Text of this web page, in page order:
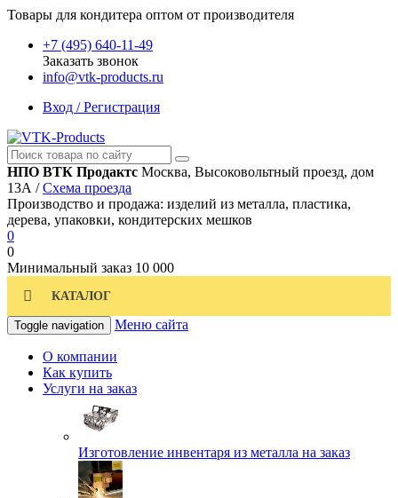
Товары для кондитера оптом от производителя
+7 (495) 640-11-49
Заказать звонок
info@vtk-products.ru
Вход / Регистрация
НПО ВТК Продактс Москва, Высоковольтный проезд, дом
13А /Схема проезда
Производство и продажа: изделий из металла, пластика,
дерева, упаковки, кондитерских мешков
0
0
Минимальный заказ 10 000
КАТАЛОГ
Toggle navigation Меню сайта
О компании
Как купить
Услуги на заказ
Изготовление инвентаря из металла на заказ